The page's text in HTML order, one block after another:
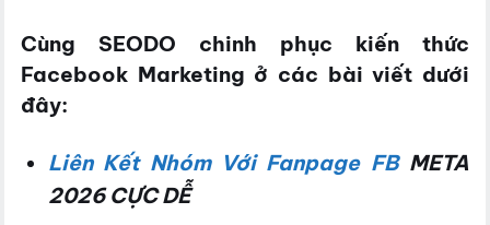
Cùng SEODO chinh phục kiến thức
Facebook Marketing ở các bài viết dưới
đây:
Liên Kết Nhóm Với Fanpage FBMETA
2026 CỰC DỄ